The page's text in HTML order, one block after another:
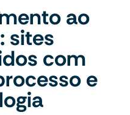
ao
sites
com
e